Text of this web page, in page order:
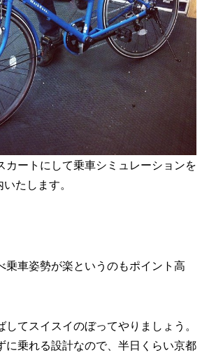
カートにして乗車シミュレーションを
たします。
乗車姿勢が楽というのもポイント高
てスイスイのぼってやりましょう。
に乗れる設計なので、半日くらい京都